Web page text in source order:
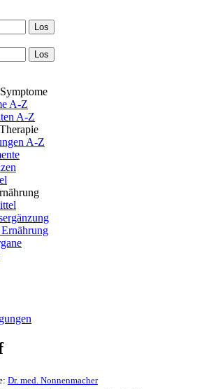
Los
Los
A-Z
A-Z
A-Z
Dr. med. Nonnenmacher